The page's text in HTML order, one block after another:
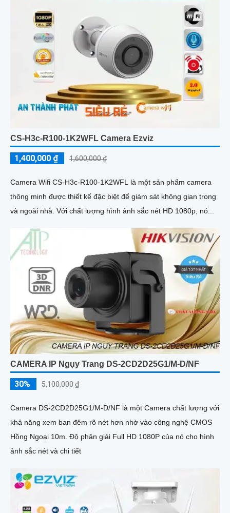
CS-H3c-R100-1K2WFL Camera Ezviz
1,400,000 ₫ 1,600,000 ₫
Camera Wifi CS-H3c-R100-1K2WFL là một sản phẩm camera
thông minh được thiết kế đặc biệt để giám sát không gian trong
và ngoài nhà. Với chất lượng hình ảnh sắc nét HD 1080p, nó...
CAMERA IP Ngụy Trang DS-2CD2D25G1/M-D/NF
30% 5,100,000 ₫
Camera DS-2CD2D25G1/M-D/NF là một Camera chất lượng với
khả năng xem ban đêm rõ nét hơn nhờ vào công nghệ CMOS
Hồng Ngoại 10m. Độ phân giải Full HD 1080P của nó cho hình
ảnh sắc nét và chi tiết